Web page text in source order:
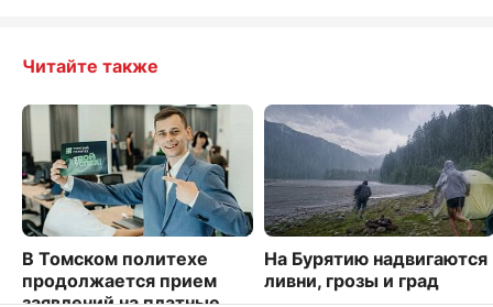
Читайте также
В Томском политехе
продолжается прием
На Бурятию надвигаются
ливни, грозы и град